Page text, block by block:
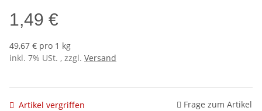
1,49 €
49,67 € pro 1 kg
inkl. 7% USt. , zzgl. Versand
Artikel vergriffen Frage zum Artikel